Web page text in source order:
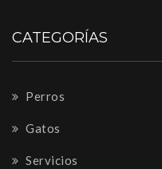
CATEGORÍAS
Perros
Gatos
Servicios